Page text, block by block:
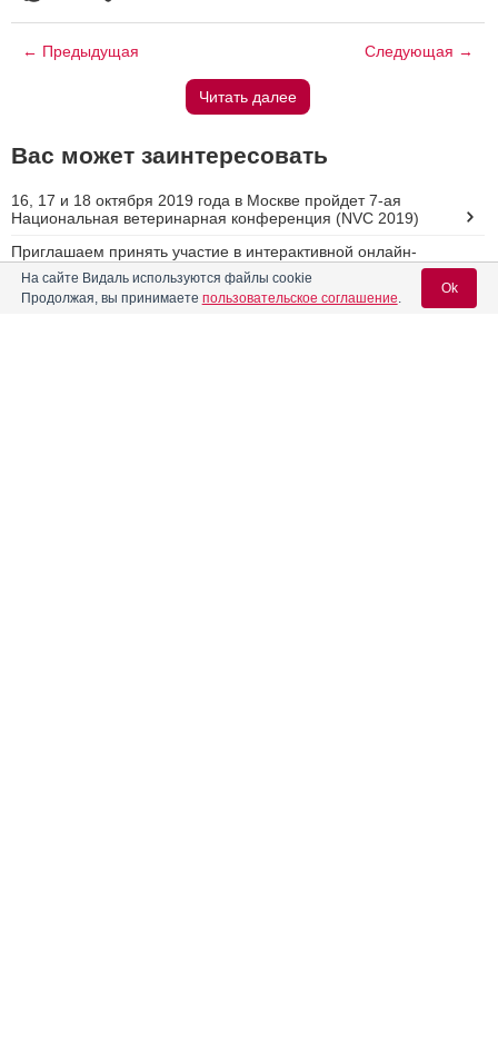
← Предыдущая Следующая →
Читать далее
Вас может заинтересовать
16, 17 и 18 октября 2019 года в Москве пройдет 7-ая
Национальная ветеринарная конференция (NVC 2019)
Приглашаем принять участие в интерактивной онлайн-
трансляции «День нефрологии»
На сайте Видаль используются файлы cookie
Продолжая, вы принимаете пользовательское соглашение.
Ok